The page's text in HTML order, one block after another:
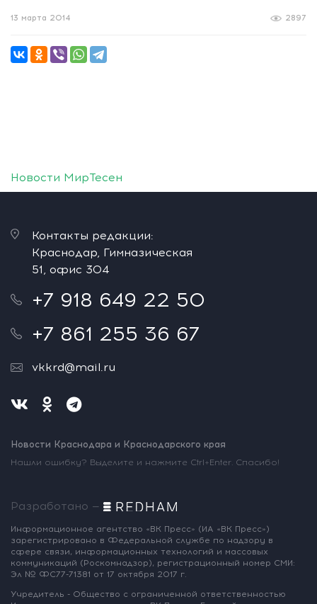
2897
13 марта 2014
Новости МирТесен
Контакты редакции:
Краснодар, Гимназическая
51, офис 304
+7 918 649 22 50
+7 861 255 36 67
vkkrd@mail.ru
Новости Краснодара и Краснодарского края
Нашли ошибку? Выделите и нажмите Ctrl+Enter. Спасибо!
Разработано —
Информационное агентство «ВК Пресс» (ИА «ВК Пресс»)
зарегистрировано в Федеральной службе по надзору в
сфере связи, информационных технологий и массовых
коммуникаций (Роскомнадзор), регистрационный номер СМИ:
Эл № ФС77-71381 от 17 октября 2017 г.
Учредитель - Общество с ограниченной ответственностью